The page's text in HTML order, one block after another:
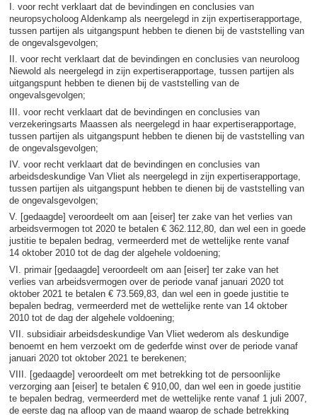
I. voor recht verklaart dat de bevindingen en conclusies van
neuropsycholoog Aldenkamp als neergelegd in zijn expertiserapportage,
tussen partijen als uitgangspunt hebben te dienen bij de vaststelling van
de ongevalsgevolgen;
II. voor recht verklaart dat de bevindingen en conclusies van neuroloog
Niewold als neergelegd in zijn expertiserapportage, tussen partijen als
uitgangspunt hebben te dienen bij de vaststelling van de
ongevalsgevolgen;
III. voor recht verklaart dat de bevindingen en conclusies van
verzekeringsarts Maassen als neergelegd in haar expertiserapportage,
tussen partijen als uitgangspunt hebben te dienen bij de vaststelling van
de ongevalsgevolgen;
IV. voor recht verklaart dat de bevindingen en conclusies van
arbeidsdeskundige Van Vliet als neergelegd in zijn expertiserapportage,
tussen partijen als uitgangspunt hebben te dienen bij de vaststelling van
de ongevalsgevolgen;
V. [gedaagde] veroordeelt om aan [eiser] ter zake van het verlies van
arbeidsvermogen tot 2020 te betalen € 362.112,80, dan wel een in goede
justitie te bepalen bedrag, vermeerderd met de wettelijke rente vanaf
14 oktober 2010 tot de dag der algehele voldoening;
VI. primair [gedaagde] veroordeelt om aan [eiser] ter zake van het
verlies van arbeidsvermogen over de periode vanaf januari 2020 tot
oktober 2021 te betalen € 73.569,83, dan wel een in goede justitie te
bepalen bedrag, vermeerderd met de wettelijke rente van 14 oktober
2010 tot de dag der algehele voldoening;
VII. subsidiair arbeidsdeskundige Van Vliet wederom als deskundige
benoemt en hem verzoekt om de gederfde winst over de periode vanaf
januari 2020 tot oktober 2021 te berekenen;
VIII. [gedaagde] veroordeelt om met betrekking tot de persoonlijke
verzorging aan [eiser] te betalen € 910,00, dan wel een in goede justitie
te bepalen bedrag, vermeerderd met de wettelijke rente vanaf 1 juli 2007,
de eerste dag na afloop van de maand waarop de schade betrekking